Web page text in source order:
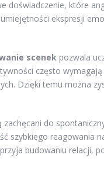
doświadczenie, które
ekspresji
scenek pozwala
często
Dzięki temu można
zachęcani do
szybkiego reagowania
budowaniu relacji,